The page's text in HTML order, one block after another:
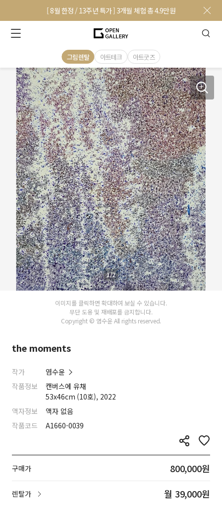
[ 8월 한정 / 13주년 특가 ] 3개월 체험 총 4.9만원
그림렌탈 아트테크 아트굿즈
1/2
이미지를 클릭하면 확대하여 보실 수 있습니다.
무단 도용 및 재배포를 금지합니다.
Copyright © 염수윤 All rights reserved.
the moments
작가
염수윤
작품정보
캔버스에 유채
53x46cm (10호), 2022
액자정보
액자 없음
작품코드
A1660-0039
구매가 800,000원
렌탈가 월 39,000원